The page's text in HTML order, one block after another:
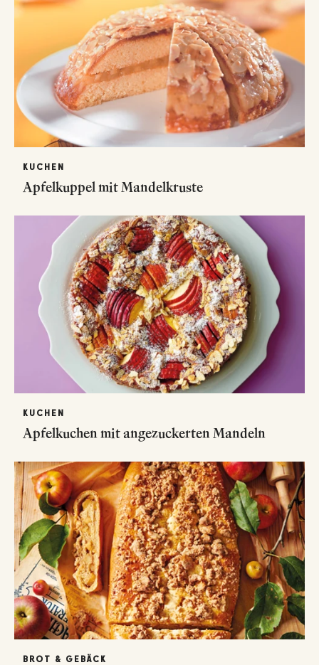
KUCHEN
Apfelkuppel mit Mandelkruste
KUCHEN
Apfelkuchen mit angezuckerten Mandeln
BROT & GEBÄCK